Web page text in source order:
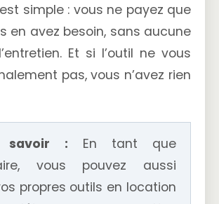
simple : vous ne payez que
en avez besoin, sans aucune
Et si l’outil ne vous
pas, vous n’avez rien
savoir : En tant que
vous pouvez aussi
propres outils en location